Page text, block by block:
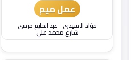
عمل ميم
فؤاد الرشيدي-عبد الحليم مرسي
شارع محمد علي